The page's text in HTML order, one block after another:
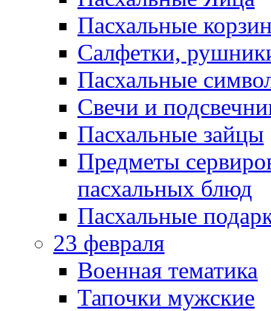
Пасхальные
Салфетки,
Пасхальные
Свечи и
Пасхальные зайцы
Предметы
пасхальных блюд
Пасхальные
23 февраля
Военная тематика
Тапочки мужские